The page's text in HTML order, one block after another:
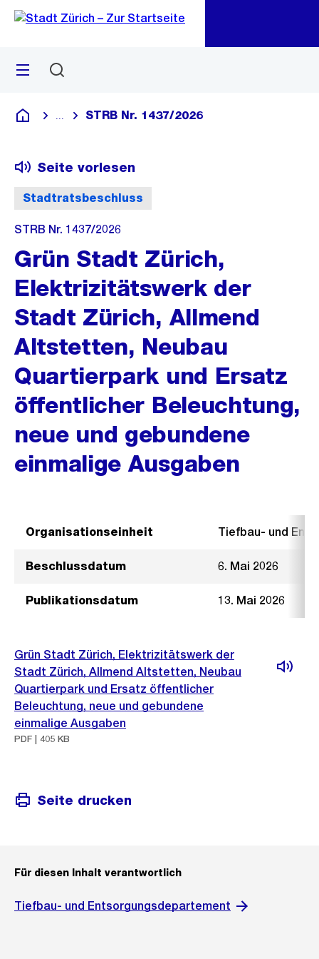
Navigation
Sprunglink
Menü
Deutsch
Blende alle Breadcrumbs ein
STRB Nr. 1437/2026
Stadtratsbeschluss
Seite vorlesen
STRB Nr. 1437/2026
Grün Stadt Zürich,
Elektrizitätswerk der
Stadt Zürich, Allmend
Altstetten, Neubau
Quartierpark und Ersatz
öffentlicher Beleuchtung,
neue und gebundene
einmalige Ausgaben
Organisationseinheit Tiefbau- und
Beschlussdatum 6. Mai 2026
Publikationsdatum 13. Mai 2026
Grün Stadt Zürich, Elektrizitätswerk der
Stadt Zürich, Allmend Altstetten, Neubau
Quartierpark und Ersatz öffentlicher
Beleuchtung, neue und gebundene
einmalige Ausgaben
PDF | 405 KB
Seite drucken
Für diesen Inhalt verantwortlich
Tiefbau- und Entsorgungsdepartement